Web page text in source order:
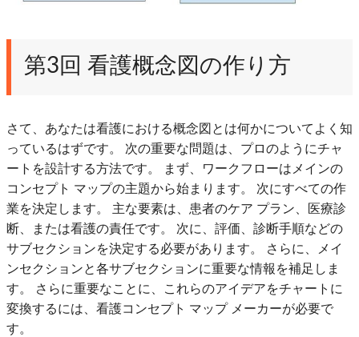
第3回 看護概念図の作り方
さて、あなたは看護における概念図とは何かについてよく知
っているはずです。 次の重要な問題は、プロのようにチャ
ートを設計する方法です。 まず、ワークフローはメインの
コンセプト マップの主題から始まります。 次にすべての作
業を決定します。 主な要素は、患者のケア プラン、医療診
断、または看護の責任です。 次に、評価、診断手順などの
サブセクションを決定する必要があります。 さらに、メイ
ンセクションと各サブセクションに重要な情報を補足しま
す。 さらに重要なことに、これらのアイデアをチャートに
変換するには、看護コンセプト マップ メーカーが必要で
す。